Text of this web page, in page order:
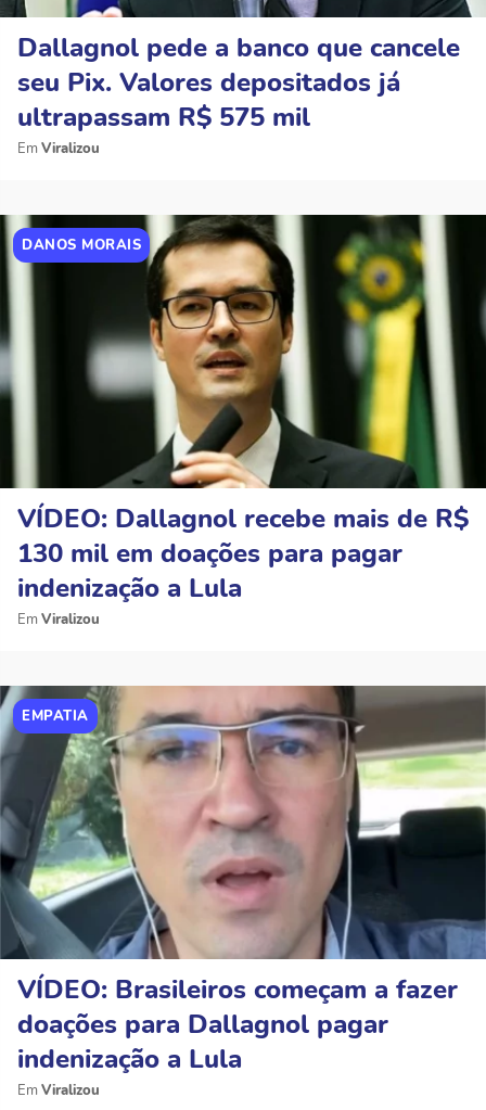
Dallagnol pede a banco que cancele
seu Pix. Valores depositados já
ultrapassam R$ 575 mil
Viralizou
DANOS MORAIS
VÍDEO: Dallagnol recebe mais de R$
130 mil em doações para pagar
indenização a Lula
Viralizou
EMPATIA
VÍDEO: Brasileiros começam a fazer
doações para Dallagnol pagar
indenização a Lula
Viralizou